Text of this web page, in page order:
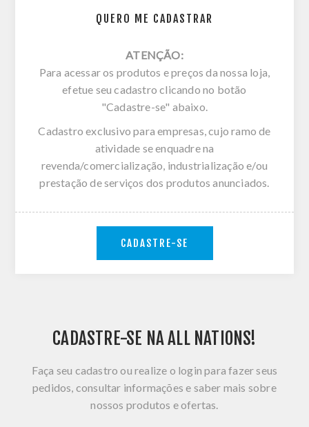
QUERO ME CADASTRAR
ATENÇÃO:
Para acessar os produtos e preços da nossa loja,
efetue seu cadastro clicando no botão
"Cadastre-se" abaixo.
Cadastro exclusivo para empresas, cujo ramo de
atividade se enquadre na
revenda/comercialização, industrialização e/ou
prestação de serviços dos produtos anunciados.
CADASTRE-SE
CADASTRE-SE NA ALL NATIONS!
Faça seu cadastro ou realize o login para fazer seus
pedidos, consultar informações e saber mais sobre
nossos produtos e ofertas.